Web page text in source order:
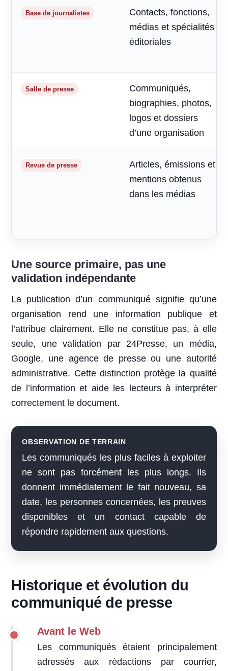
Base de journalistes
Contacts, fonctions,
médias et spécialités
éditoriales
Salle de presse
Communiqués,
biographies, photos,
logos et dossiers
d’une organisation
Revue de presse
Articles, émissions et
mentions obtenus
dans les médias
Une source primaire, pas une
validation indépendante
La publication d’un communiqué signifie qu’une
organisation rend une information publique et
l’attribue clairement. Elle ne constitue pas, à elle
seule, une validation par 24Presse, un média,
Google, une agence de presse ou une autorité
administrative. Cette distinction protège la qualité
de l’information et aide les lecteurs à interpréter
correctement le document.
OBSERVATION DE TERRAIN
Les communiqués les plus faciles à exploiter
ne sont pas forcément les plus longs. Ils
donnent immédiatement le fait nouveau, sa
date, les personnes concernées, les preuves
disponibles et un contact capable de
répondre rapidement aux questions.
Historique et évolution du
communiqué de presse
Avant le Web
Les communiqués étaient principalement
adressés aux rédactions par courrier,